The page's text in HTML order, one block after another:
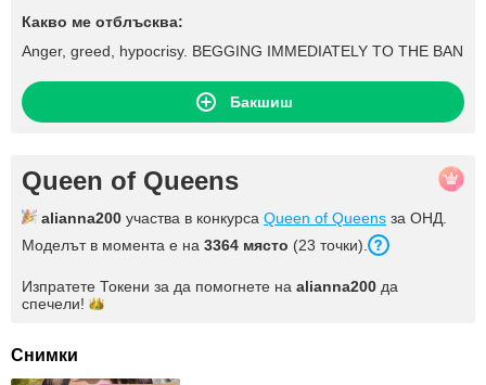
Какво ме отблъсква:
Anger, greed, hypocrisy. BEGGING IMMEDIATELY TO THE BAN
Бакшиш
Queen of Queens
alianna200 участва в конкурса Queen of Queens за ОНД.
Моделът в момента е на 3364 място (23 точки).
Изпратете Токени за да помогнете на alianna200 да
спечели!
Снимки